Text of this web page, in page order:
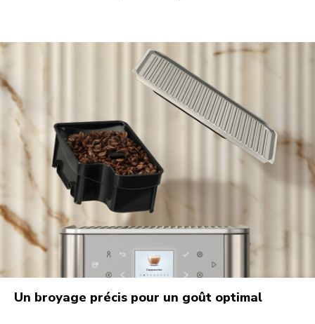
Un broyage précis pour un goût optimal